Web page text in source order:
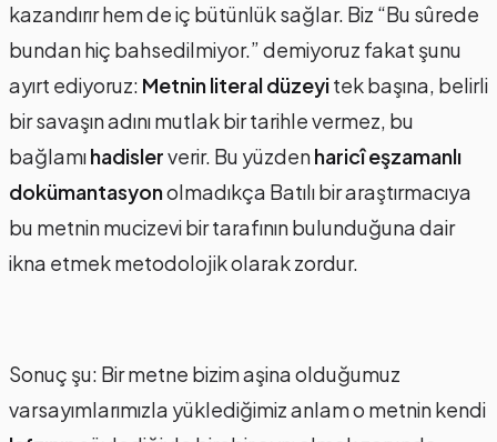
kazandırır hem de iç bütünlük sağlar. Biz “Bu sûrede
bundan hiç bahsedilmiyor.” demiyoruz fakat şunu
ayırt ediyoruz: Metnin literal düzeyitek başına, belirli
bir savaşın adını mutlak bir tarihle vermez, bu
bağlamıhadislerverir. Bu yüzdenharicî eşzamanlı
dokümantasyonolmadıkça Batılı bir araştırmacıya
bu metnin mucizevi bir tarafının bulunduğuna dair
ikna etmek metodolojik olarak zordur.
Sonuç şu: Bir metne bizim aşina olduğumuz
varsayımlarımızla yüklediğimiz anlam o metnin kendi